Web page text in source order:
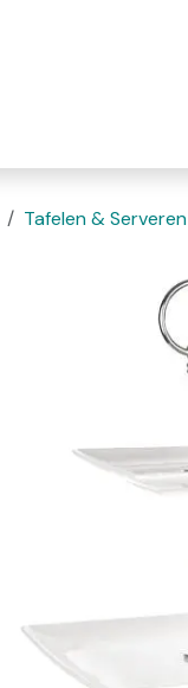
Tafelen & Serveren